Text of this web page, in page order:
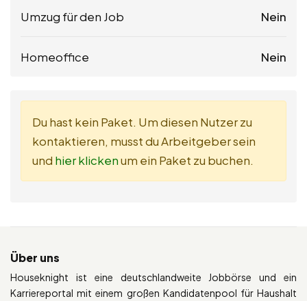
Umzug für den Job Nein
Homeoffice Nein
Du hast kein Paket. Um diesen Nutzer zu
kontaktieren, musst du Arbeitgeber sein
und hier klickenum ein Paket zu buchen.
Über uns
Houseknight ist eine deutschlandweite Jobbörse und ein
Karriereportal mit einem großen Kandidatenpool für Haushalt